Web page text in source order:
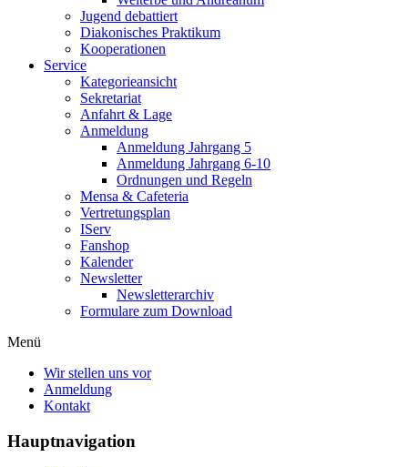
Jugend debattiert
Diakonisches Praktikum
Kooperationen
Service
Kategorieansicht
Sekretariat
Anfahrt & Lage
Anmeldung
Anmeldung Jahrgang 5
Anmeldung Jahrgang 6-10
Ordnungen und Regeln
Mensa & Cafeteria
Vertretungsplan
IServ
Fanshop
Kalender
Newsletter
Newsletterarchiv
Formulare zum Download
Menü
Wir stellen uns vor
Anmeldung
Kontakt
Hauptnavigation